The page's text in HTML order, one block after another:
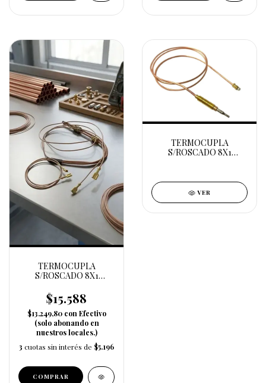
TERMOCUPLA
S/ROSCADO 8X1
$15.588
$13.249,80 con Efectivo
(solo abonando en
nuestros locales.)
3 cuotas sin interés de $5.196
TERMOCUPLA
S/ROSCADO 8X1
VER